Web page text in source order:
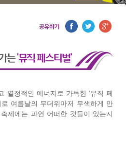
열정적인 에너지로 가득한 ‘뮤직 페
여름날의 무더위마저 무색하게 만
제에는 과연 어떠한 것들이 있는지